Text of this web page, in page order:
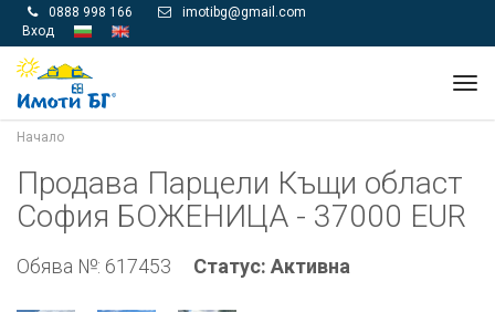
 0888 998 166 
imotibg@gmail.com
Вход
Начало
Продава Парцели Къщи област
София БОЖЕНИЦА - 37000 EUR
Обява №: 617453 Статус: Активна